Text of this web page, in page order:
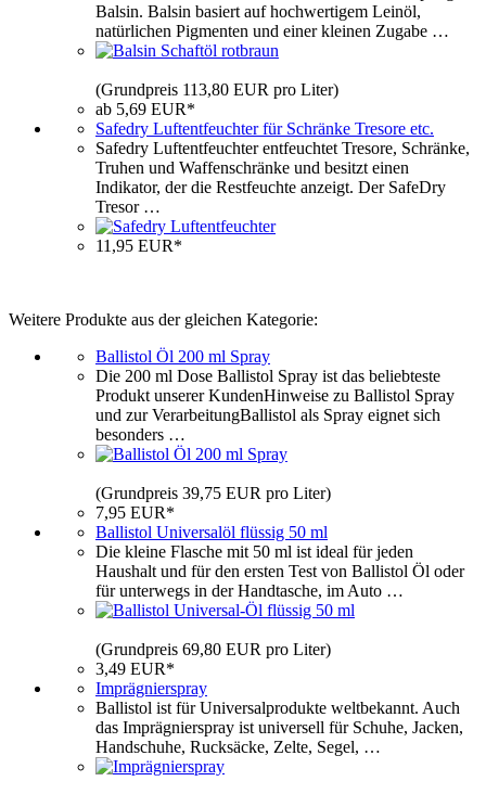
Balsin. Balsin basiert auf hochwertigem Leinöl,
natürlichen Pigmenten und einer kleinen Zugabe …
(Grundpreis 113,80 EUR pro Liter)
ab 5,69 EUR*
Safedry Luftentfeuchter für Schränke Tresore etc.
Safedry Luftentfeuchter entfeuchtet Tresore, Schränke,
Truhen und Waffenschränke und besitzt einen
Indikator, der die Restfeuchte anzeigt. Der SafeDry
Tresor …
11,95 EUR*
Weitere Produkte aus der gleichen Kategorie:
Ballistol Öl 200 ml Spray
Die 200 ml Dose Ballistol Spray ist das beliebteste
Produkt unserer KundenHinweise zu Ballistol Spray
und zur VerarbeitungBallistol als Spray eignet sich
besonders …
(Grundpreis 39,75 EUR pro Liter)
7,95 EUR*
Ballistol Universalöl flüssig 50 ml
Die kleine Flasche mit 50 ml ist ideal für jeden
Haushalt und für den ersten Test von Ballistol Öl oder
für unterwegs in der Handtasche, im Auto …
(Grundpreis 69,80 EUR pro Liter)
3,49 EUR*
Imprägnierspray
Ballistol ist für Universalprodukte weltbekannt. Auch
das Imprägnierspray ist universell für Schuhe, Jacken,
Handschuhe, Rucksäcke, Zelte, Segel, …